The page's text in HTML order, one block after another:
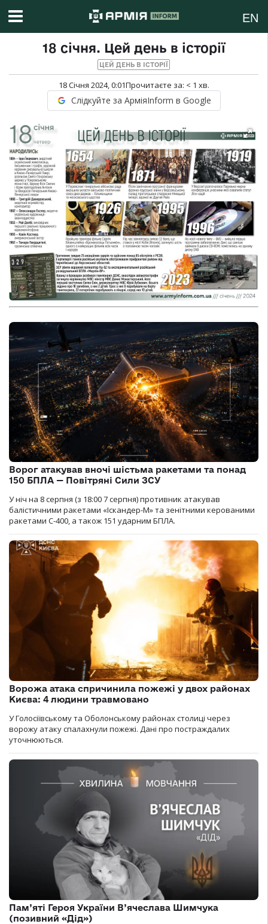
EN
18 січня. Цей день в історії
ЦЕЙ ДЕНЬ В ІСТОРІЇ
18 Січня 2024, 0:01Прочитаєте за: < 1 хв.
Слідкуйте за АрміяInform в Google
Ворог атакував вночі шістьма ракетами та понад
150 БПЛА — Повітряні Сили ЗСУ
У ніч на 8 серпня (з 18:00 7 серпня) противник атакував
балістичними ракетами «Іскандер-М» та зенітними керованими
ракетами С-400, а також 151 ударним БПЛА.
Ворожа атака спричинила пожежі у двох районах
Києва: 4 людини травмовано
У Голосіївському та Оболонському районах столиці через
ворожу атаку спалахнули пожежі. Дані про постраждалих
уточнюються.
Пам’яті Героя України В’ячеслава Шимчука
(позивний «Дід»)